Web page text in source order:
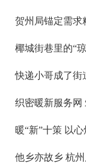
贺州局锚定需求
椰城街巷里的“
快递小哥成了
织密暖新服务网
暖“新”十策 以
他乡亦故乡 杭